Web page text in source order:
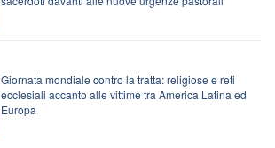
Giornata mondiale contro la tratta: religiose e reti
ecclesiali accanto alle vittime tra America Latina ed
Europa